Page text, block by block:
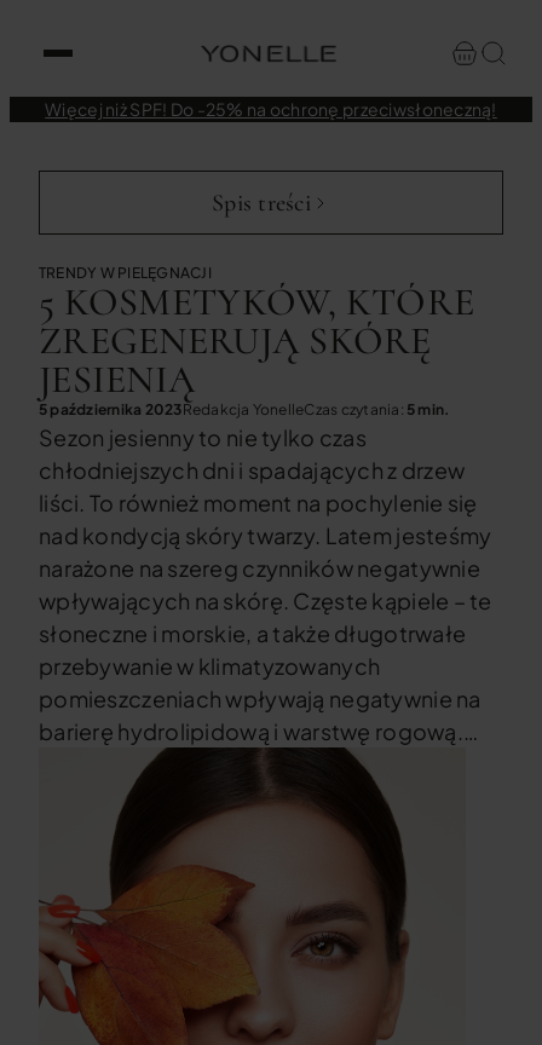
Więcej niż SPF! Do -25% na ochronę przeciwsłoneczną!
Spis treści
TRENDY W PIELĘGNACJI
5 KOSMETYKÓW, KTÓRE
ZREGENERUJĄ SKÓRĘ
JESIENIĄ
5 października 2023Redakcja YonelleCzas czytania: 5 min.
Sezon jesienny to nie tylko czas
chłodniejszych dni i spadających z drzew
liści. To również moment na pochylenie się
nad kondycją skóry twarzy. Latem jesteśmy
narażone na szereg czynników negatywnie
wpływających na skórę. Częste kąpiele – te
słoneczne i morskie, a także długotrwałe
przebywanie w klimatyzowanych
pomieszczeniach wpływają negatywnie na
barierę hydrolipidową i warstwę rogową.…